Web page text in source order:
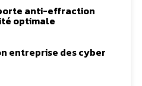
anti-effraction
optimale
entreprise des cyber